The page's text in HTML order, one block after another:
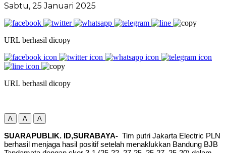
Sabtu, 25 Januari 2025
URL berhasil dicopy
URL berhasil dicopy
A A A
SUARAPUBLIK. ID,SURABAYA- Tim putri Jakarta Electric PLN
berhasil menjaga hasil positif setelah menaklukkan Bandung BJB